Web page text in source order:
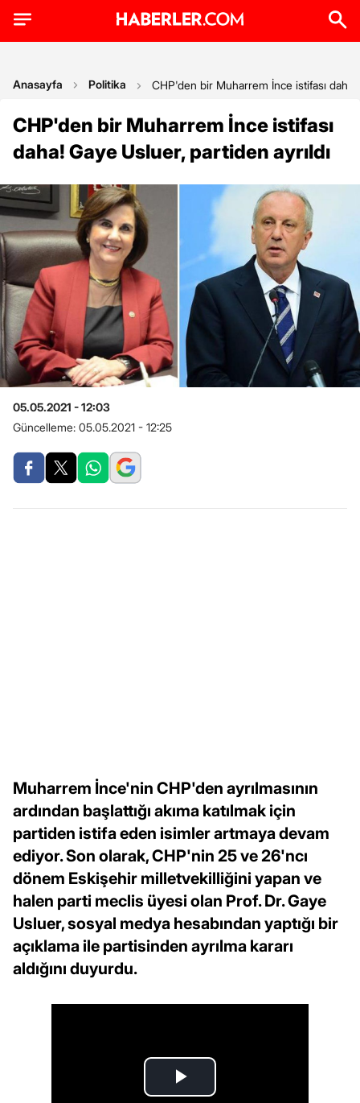
Anasayfa Politika CHP'den bir Muharrem İnce istifası daha!
CHP'den bir Muharrem İnce istifası
daha! Gaye Usluer, partiden ayrıldı
05.05.2021 - 12:03
Güncelleme: 05.05.2021 - 12:25
Muharrem İnce'nin CHP'den ayrılmasının
ardından başlattığı akıma katılmak için
partiden istifa eden isimler artmaya devam
ediyor. Son olarak, CHP'nin 25 ve 26'ncı
dönem Eskişehir milletvekilliğini yapan ve
halen parti meclis üyesi olan Prof. Dr. Gaye
Usluer, sosyal medya hesabından yaptığı bir
açıklama ile partisinden ayrılma kararı
aldığını duyurdu.